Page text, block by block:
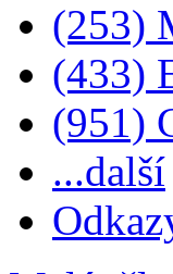
(253)
(433)
(951)
...další